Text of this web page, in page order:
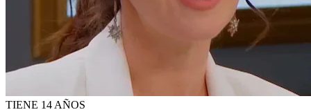
TIENE 14 AÑOS